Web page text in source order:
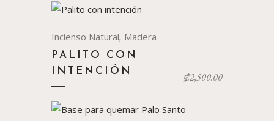
Incienso Natural, Madera
PALITO CON
INTENCIÓN
₡2,500.00